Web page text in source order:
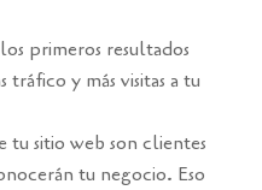
primeros resultados
tráfico y más visitas a tu
sitio web son clientes
tu negocio. Eso